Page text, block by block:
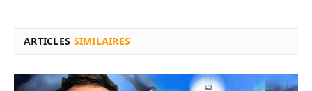
ARTICLES SIMILAIRES